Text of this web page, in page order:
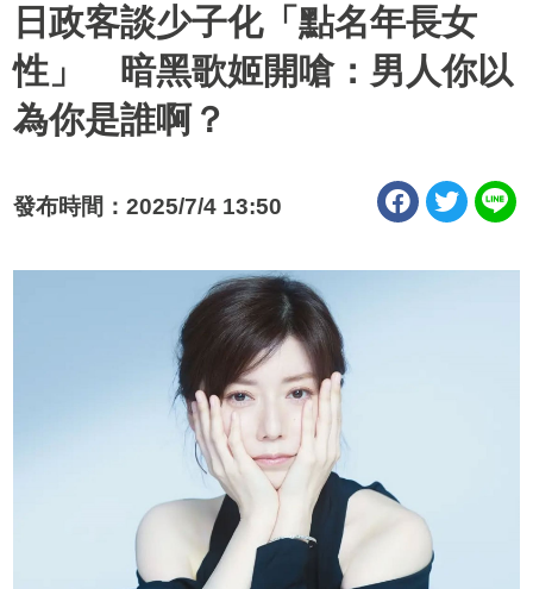
日政客談少子化「點名年長女
性」 暗黑歌姬開嗆：男人你以
為你是誰啊？
發布時間：2025/7/4 13:50